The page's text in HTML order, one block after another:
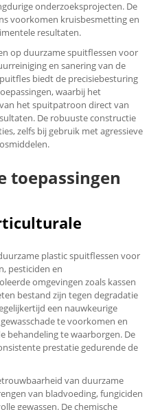
onderzoeksprojecten. De
voorkomen kruisbesmetting en
resultaten.
op duurzame spuitflessen voor
en sanering van de
biedt de precisiebesturing
waarbij het
het spuitpatroon direct van
De robuuste constructie
zelfs bij gebruik met agressieve
toepassingen
plastic spuitflessen voor
pesticiden en
omgevingen zoals kassen
bestand zijn tegen degradatie
een nauwkeurige
te voorkomen en
behandeling te waarborgen. De
prestatie gedurende de
van duurzame
van bladvoeding, fungiciden
gewassen. De chemische